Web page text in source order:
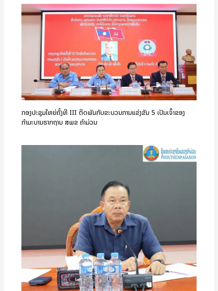
ກອງປະຊຸມໃຫຍ່ຄັ້ງທີ III ຕິດພັນກັບຂະບວນການແຂ່ງຂັນ 5 ເປັນເຈົ້າຂອງ
ກຳມະບານຮາກຖານ ສພຂ ຄໍາມ່ວນ